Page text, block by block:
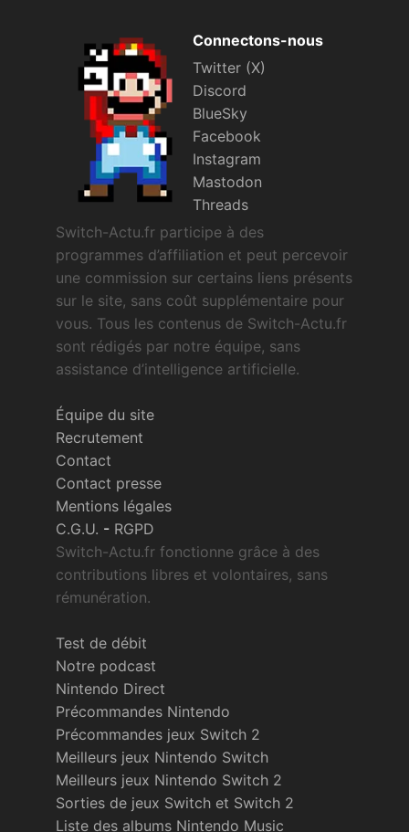
Connectons-nous
Twitter (X)
Discord
BlueSky
Facebook
Instagram
Mastodon
Threads
Switch-Actu.fr participe à des
programmes d’affiliation et peut percevoir
une commission sur certains liens présents
sur le site, sans coût supplémentaire pour
vous. Tous les contenus de Switch-Actu.fr
sont rédigés par notre équipe, sans
assistance d’intelligence artificielle.
Équipe du site
Recrutement
Contact
Contact presse
Mentions légales
C.G.U. - RGPD
Switch-Actu.fr fonctionne grâce à des
contributions libres et volontaires, sans
rémunération.
Test de débit
Notre podcast
Nintendo Direct
Précommandes Nintendo
Précommandes jeux Switch 2
Meilleurs jeux Nintendo Switch
Meilleurs jeux Nintendo Switch 2
Sorties de jeux Switch et Switch 2
Liste des albums Nintendo Music